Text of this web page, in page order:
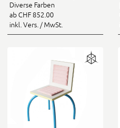
Diverse Farben
ab CHF 852.00
inkl. Vers. / MwSt.